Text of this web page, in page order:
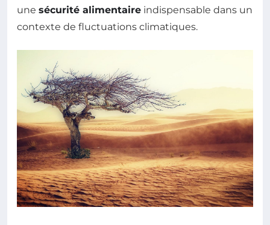
une sécurité alimentaire indispensable dans un
contexte de fluctuations climatiques.